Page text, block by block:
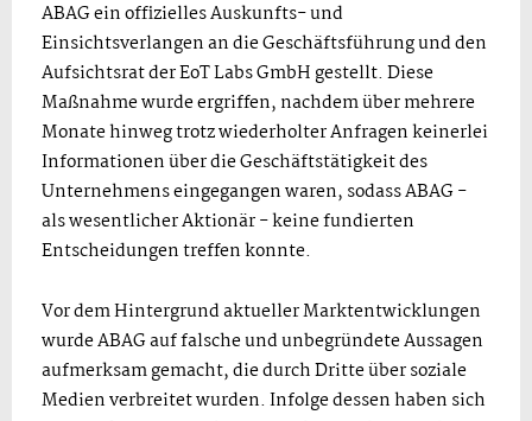
ABAG ein offizielles Auskunfts- und
Einsichtsverlangen an die Geschäftsführung und den
Aufsichtsrat der EoT Labs GmbH gestellt. Diese
Maßnahme wurde ergriffen, nachdem über mehrere
Monate hinweg trotz wiederholter Anfragen keinerlei
Informationen über die Geschäftstätigkeit des
Unternehmens eingegangen waren, sodass ABAG -
als wesentlicher Aktionär - keine fundierten
Entscheidungen treffen konnte.
Vor dem Hintergrund aktueller Marktentwicklungen
wurde ABAG auf falsche und unbegründete Aussagen
aufmerksam gemacht, die durch Dritte über soziale
Medien verbreitet wurden. Infolge dessen haben sich